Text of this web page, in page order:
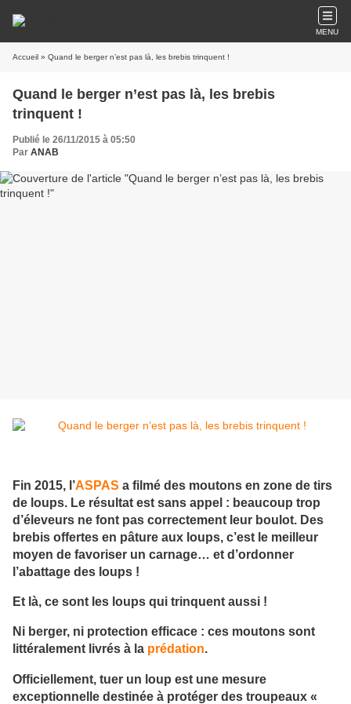
MENU
Accueil » Quand le berger n’est pas là, les brebis trinquent !
Quand le berger n’est pas là, les brebis
trinquent !
Publié le 26/11/2015 à 05:50
Par ANAB
Fin 2015, l’ASPAS a filmé des moutons en zone de tirs
de loups. Le résultat est sans appel : beaucoup trop
d’éleveurs ne font pas correctement leur boulot. Des
brebis offertes en pâture aux loups, c’est le meilleur
moyen de favoriser un carnage… et d’ordonner
l’abattage des loups !
Et là, ce sont les loups qui trinquent aussi !
Ni berger, ni protection efficace : ces moutons sont
littéralement livrés à la prédation.
Officiellement, tuer un loup est une mesure
exceptionnelle destinée à protéger des troupeaux «